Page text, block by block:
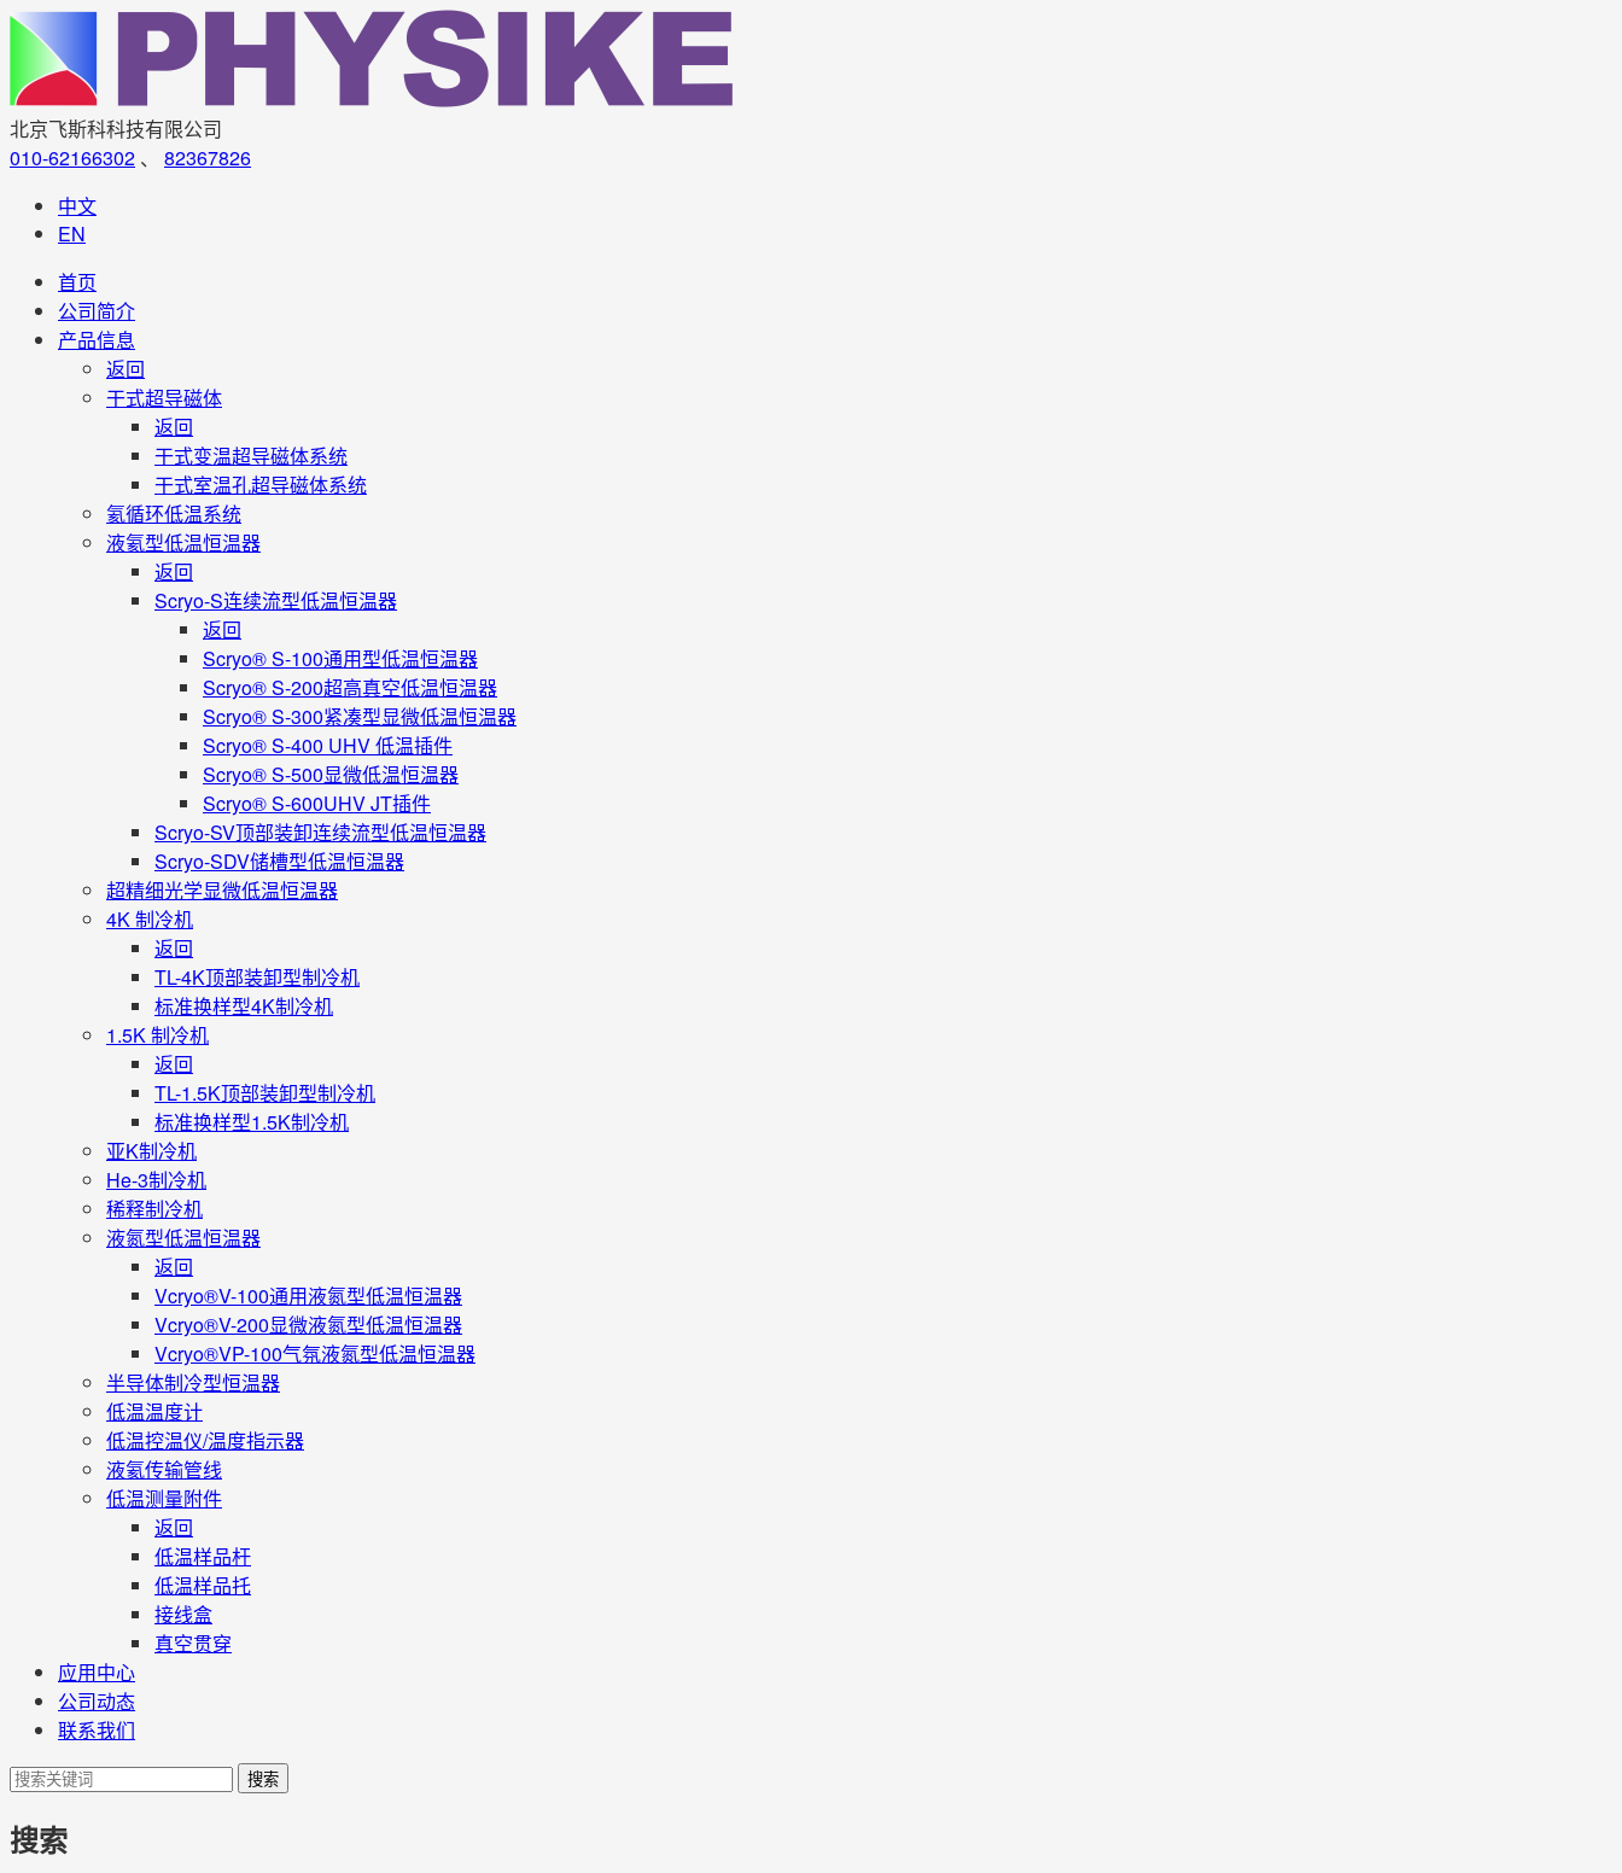
北京飞斯科科技有限公司
010-62166302 、 82367826
中文
EN
首页
公司简介
产品信息
返回
干式超导磁体
返回
干式变温超导磁体系统
干式室温孔超导磁体系统
氦循环低温系统
液氦型低温恒温器
返回
Scryo-S连续流型低温恒温器
返回
Scryo® S-100通用型低温恒温器
Scryo® S-200超高真空低温恒温器
Scryo® S-300紧凑型显微低温恒温器
Scryo® S-400 UHV 低温插件
Scryo® S-500显微低温恒温器
Scryo® S-600UHV JT插件
Scryo-SV顶部装卸连续流型低温恒温器
Scryo-SDV储槽型低温恒温器
超精细光学显微低温恒温器
4K 制冷机
返回
TL-4K顶部装卸型制冷机
标准换样型4K制冷机
1.5K 制冷机
返回
TL-1.5K顶部装卸型制冷机
标准换样型1.5K制冷机
亚K制冷机
He-3制冷机
稀释制冷机
液氮型低温恒温器
返回
Vcryo®V-100通用液氮型低温恒温器
Vcryo®V-200显微液氮型低温恒温器
Vcryo®VP-100气氛液氮型低温恒温器
半导体制冷型恒温器
低温温度计
低温控温仪/温度指示器
液氦传输管线
低温测量附件
返回
低温样品杆
低温样品托
接线盒
真空贯穿
应用中心
公司动态
联系我们
搜索
搜索